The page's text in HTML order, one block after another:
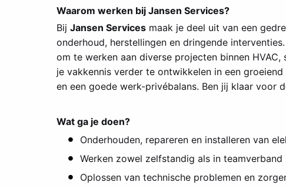
Waarom werken bij Jansen Services?
Bij Jansen Services maak je deel uit van een
onderhoud, herstellingen en dringende
om te werken aan diverse projecten binnen
je vakkennis verder te ontwikkelen in een
en een goede werk-privébalans. Ben jij klaar voor
Wat ga je doen?
Onderhouden, repareren en installeren van
Werken zowel zelfstandig als in teamverband
Oplossen van technische problemen en